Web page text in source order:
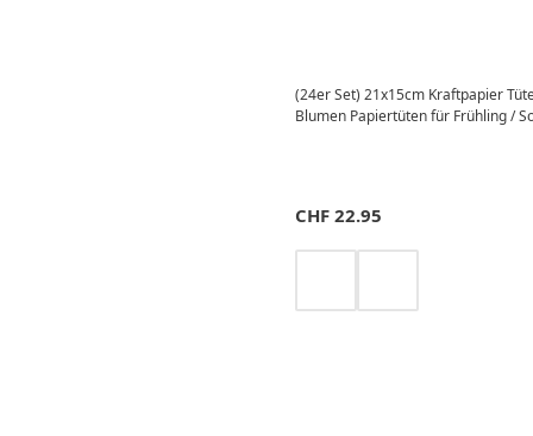
(24er Set) 21x15cm Kraftpapier
Blumen Papiertüten für Frühling /
CHF 22.95